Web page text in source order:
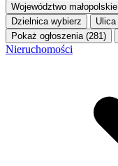
Województwo małopolskie
Dzielnica wybierz Ulica
Pokaż ogłoszenia (281)
Nieruchomości